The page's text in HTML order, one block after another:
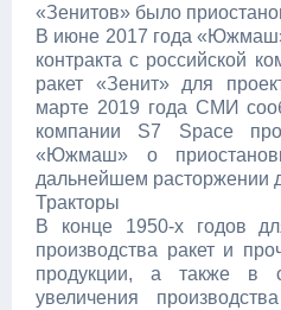
«Зенитов» было
В июне 2017 года
контракта с российской
ракет «Зенит» для
марте 2019 года СМИ
компании S7 Space
«Южмаш» о
дальнейшем расторжении
Тракторы
В конце 1950-х годов
производства ракет и
продукции, а также в
увеличения